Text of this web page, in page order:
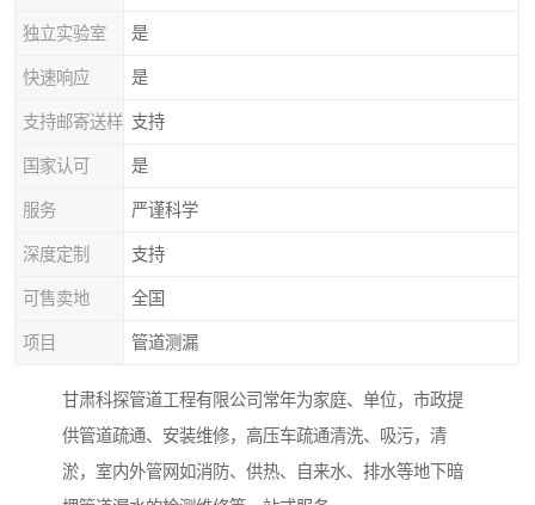
独立实验室 是
快速响应 是
支持邮寄送样 支持
国家认可 是
服务 严谨科学
深度定制 支持
可售卖地 全国
项目 管道测漏
甘肃科探管道工程有限公司常年为家庭、单位，市政提
供管道疏通、安装维修，高压车疏通清洗、吸污，清
淤，室内外管网如消防、供热、自来水、排水等地下暗